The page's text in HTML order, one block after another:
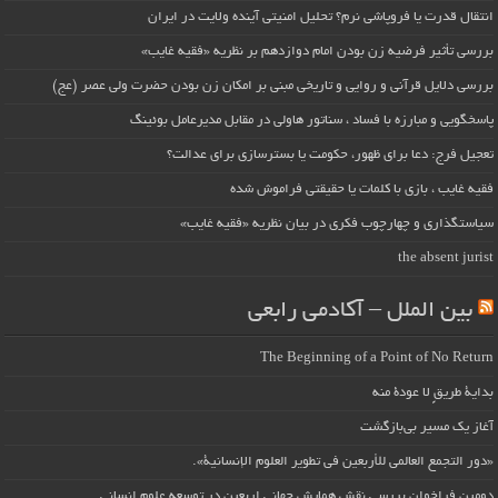
انتقال قدرت یا فروپاشی نرم؟ تحلیل امنیتی آینده ولایت در ایران
بررسی تأثیر فرضیه زن بودن امام دوازدهم بر نظریه «فقیه غایب»
بررسی دلایل قرآنی و روایی و تاریخی مبنی بر امکان زن بودن حضرت ولی عصر (عج)
پاسخگویی و مبارزه با فساد ، سناتور هاولی در مقابل مدیرعامل بوئینگ
تعجیل فرج: دعا برای ظهور، حکومت یا بسترسازی برای عدالت؟
فقیه غایب ، بازی با کلمات یا حقیقتی فراموش شده
سیاستگذاری و چهارچوب فکری در بیان نظریه «فقیه غایب»
the absent jurist
بین الملل – آکادمی رابعی
The Beginning of a Point of No Return
بداية طريقٍ لا عودة منه
آغاز یک مسیر بی‌بازگشت
«دور التجمع العالمي للأربعين في تطوير العلوم الإنسانية».